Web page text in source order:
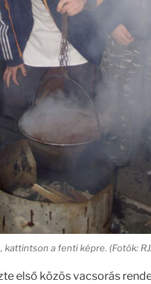
a fenti képre. (Fotók:
első közös vacsorás